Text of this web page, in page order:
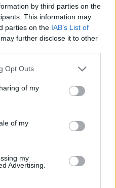
by third parties on the
This information may
parties on the IAB’s List of
further disclose it to other
Opt Outs
of my
of my
my
Advertising.
рекламните
на